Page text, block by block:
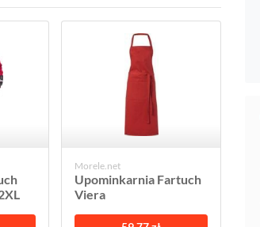
Morele.net
Upominkarnia Fartuch
Viera